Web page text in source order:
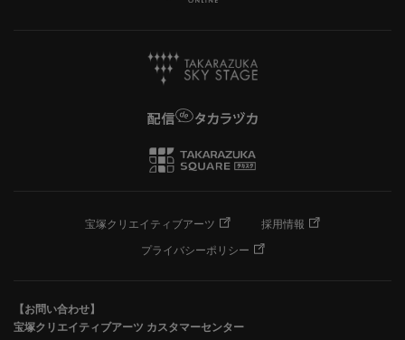
宝塚クリエイティブアーツ
採用情報
プライバシーポリシー
【お問い合わせ】
宝塚クリエイティブアーツ カスタマーセンター